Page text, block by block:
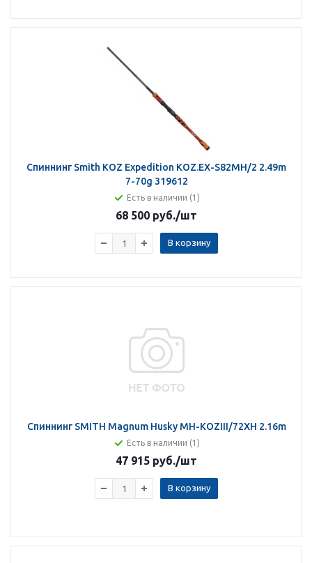
Спиннинг Smith KOZ Expedition KOZ.EX-S82MH/2 2.49m
7-70g 319612
Есть в наличии (1)
68 500 руб./шт
В корзину
Спиннинг SMITH Magnum Husky MH-KOZIII/72XH 2.16m
Есть в наличии (1)
47 915 руб./шт
В корзину